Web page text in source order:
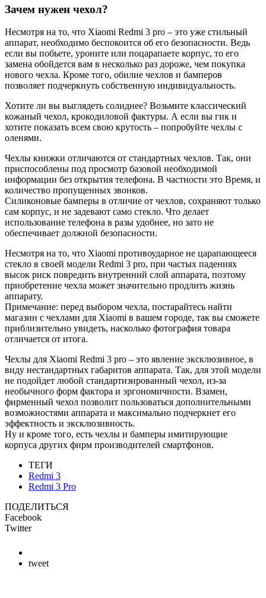
Зачем нужен чехол?
Несмотря на то, что Xiaomi Redmi 3 pro – это уже стильный
аппарат, необходимо беспокоится об его безопасности. Ведь
если вы побьете, уроните или поцарапаете корпус, то его
замена обойдется вам в несколько раз дороже, чем покупка
нового чехла. Кроме того, обилие чехлов и бамперов
позволяет подчеркнуть собственную индивидуальность.
Хотите ли вы выглядеть солиднее? Возьмите классический
кожаный чехол, крокодиловой фактуры. А если вы гик и
хотите показать всем свою крутость – попробуйте чехлы с
оленями.
Чехлы книжки отличаются от стандартных чехлов. Так, они
приспособлены под просмотр базовой необходимой
информации без открытия телефона. В частности это Время, и
количество пропущенных звонков.
Силиконовые бамперы в отличие от чехлов, сохраняют только
сам корпус, и не задевают само стекло. Что делает
использование телефона в разы удобнее, но зато не
обеспечивает должной безопасности.
Несмотря на то, что Xiaomi противоударное не царапающееся
стекло в своей модели Redmi 3 pro, при частых падениях
высок риск повредить внутренний слой аппарата, поэтому
приобретение чехла может значительно продлить жизнь
аппарату.
Примечание: перед выбором чехла, постарайтесь найти
магазин с чехлами для Xiaomi в вашем городе, так вы сможете
приблизительно увидеть, насколько фотография товара
отличается от итога.
Чехлы для Xiaomi Redmi 3 pro – это явление эксклюзивное, в
виду нестандартных габаритов аппарата. Так, для этой модели
не подойдет любой стандартизированный чехол, из-за
необычного форм фактора и эргономичности. Взамен,
фирменный чехол позволит пользоваться дополнительными
возможностями аппарата и максимально подчеркнет его
эффектность и эксклюзивность.
Ну и кроме того, есть чехлы и бамперы имитирующие
корпуса других фирм производителей смартфонов.
ТЕГИ
Redmi 3
Redmi 3 Pro
ПОДЕЛИТЬСЯ
Facebook
Twitter
tweet